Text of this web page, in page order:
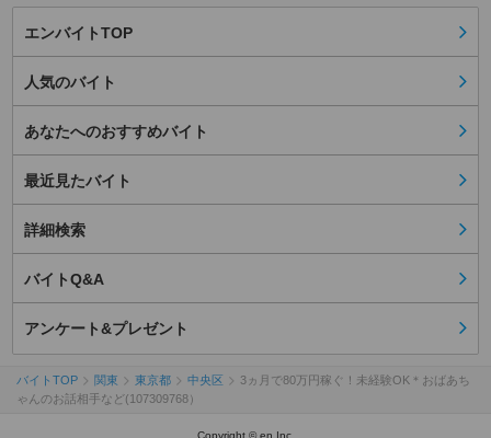
エンバイトTOP
人気のバイト
あなたへのおすすめバイト
最近見たバイト
詳細検索
バイトQ&A
アンケート&プレゼント
バイトTOP 関東 東京都 中央区
3ヵ月で80万円稼ぐ！未経験OK＊おばあち
ゃんのお話相手など(107309768）
Copyright © en Inc.